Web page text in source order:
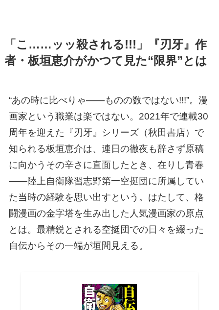
「こ……ッッ殺される!!!」『刃牙』作
者・板垣恵介がかつて見た“限界”とは
“あの時に比べりゃ――ものの数ではない!!!”。漫
画家という職業は楽ではない。2021年で連載30
周年を迎えた『刃牙』シリーズ（秋田書店）で
知られる板垣恵介は、連日の徹夜も辞さず原稿
に向かうその辛さに直面したとき、在りし青春
――陸上自衛隊習志野第一空挺団に所属してい
た当時の経験を思い出すという。はたして、格
闘漫画の金字塔を生み出した人気漫画家の原点
とは。最精鋭とされる空挺団での日々を綴った
自伝からその一端が垣間見える。